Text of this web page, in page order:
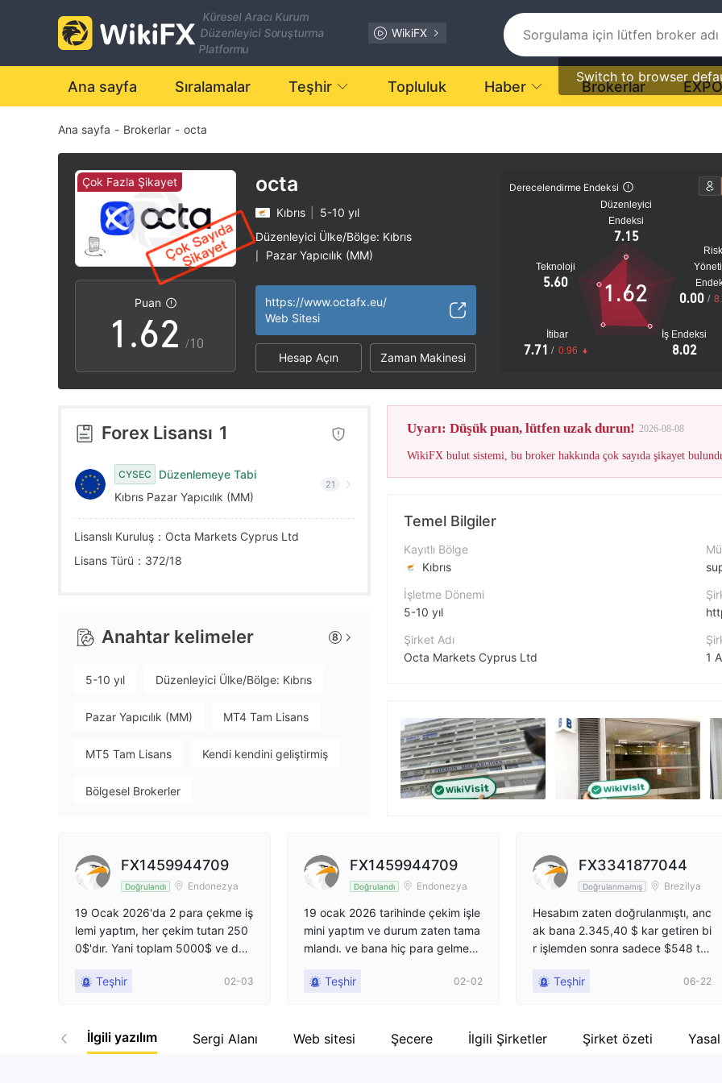
Küresel Aracı Kurum
Düzenleyici Soruşturma
Platformu
WikiFX
Switch to browser
Ana sayfa Sıralamalar Teşhir Topluluk Haber Brokerlar EXPO
Ana sayfa - Brokerlar - octa
Çok Fazla Şikayet
Puan
0
1
2
3
4
5
6
9
.
0
1
2
3
4
5
6
7
8
9
0
1
2
3
4
5
6
7
/10
octa
Kıbrıs
5-10 yıl
Düzenleyici Ülke/Bölge: Kıbrıs
Pazar Yapıcılık (MM)
https://www.octafx.eu/
Web Sitesi
Hesap Açın Zaman Makinesi
Derecelendirme Endeksi
Düzenleyici
Endeksi
7.15
Teknoloji
5.60
İtibar
7.71 / 0.96
İş Endeksi
8.02
Risk
0.00 /
1.62
Bu
Forex Lisansı 1
CYSEC
Düzenlemeye Tabi
Kıbrıs Pazar Yapıcılık (MM)
21
Lisanslı Kuruluş：Octa Markets Cyprus Ltd
Lisans Türü：372/18
Anahtar kelimeler 8
5-10 yıl Düzenleyici Ülke/Bölge: Kıbrıs
Pazar Yapıcılık (MM) MT4 Tam Lisans
MT5 Tam Lisans Kendi kendini geliştirmiş
Bölgesel Brokerler
Uyarı: Düşük puan, lütfen uzak durun! 2026-08-08
Temel Bilgiler
Kayıtlı Bölge
Kıbrıs
İşletme Dönemi
5-10 yıl
Şirket Adı
Octa Markets Cyprus Ltd
Şirket çalışanı
--
FX1459944709
Doğrulandı Endonezya
19 Ocak 2026'da 2 para çekme iş
lemi yaptım, her çekim tutarı 250
0$'dır. Yani toplam 5000$ ve dur
ancak para banka hesabıma ulaş
ciktiriyorlar! Zaten 2 hafta oldu.
Teşhir 02-03
FX1459944709
Doğrulandı Endonezya
19 ocak 2026 tarihinde çekim işle
mini yaptım ve durum zaten tama
mlandı. ve bana hiç para gelmedi.
aman kontrol ediliyor deniyor. zat
orum lütfen yardım edin. banka e
Teşhir 02-02
FX3341877044
Doğrulanmamış Brezilya
Hesabım zaten doğrulanmıştı, anc
ak bana 2.345,40 $ kar getiren bi
r işlemden sonra sadece $548 tut
ulundum. Bu çekim serbest bırakıl
n çıkan ve Octa'ya giden tutarı ka
Teşhir 06-22
İlgili yazılım Sergi Alanı Web sitesi Şecere İlgili Şirketler Şirket özeti